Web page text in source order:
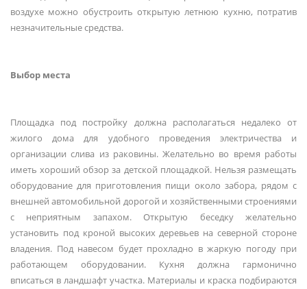
воздухе можно обустроить открытую летнюю кухню, потратив
незначительные средства.
Выбор места
Площадка под постройку должна располагаться недалеко от
жилого дома для удобного проведения электричества и
организации слива из раковины. Желательно во время работы
иметь хороший обзор за детской площадкой. Нельзя размещать
оборудование для приготовления пищи около забора, рядом с
внешней автомобильной дорогой и хозяйственными строениями
с неприятным запахом. Открытую беседку желательно
установить под кроной высоких деревьев на северной стороне
владения. Под навесом будет прохладно в жаркую погоду при
работающем оборудовании. Кухня должна гармонично
вписаться в ландшафт участка. Материалы и краска подбираются